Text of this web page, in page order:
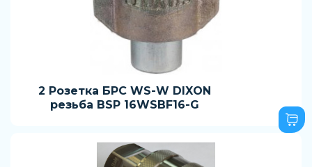
2 Розетка БРС WS-W DIXON
резьба BSP 16WSBF16-G